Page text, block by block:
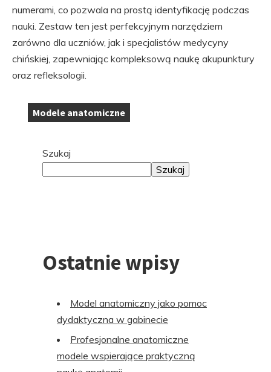
numerami, co pozwala na prostą identyfikację podczas
nauki. Zestaw ten jest perfekcyjnym narzędziem
zarówno dla uczniów, jak i specjalistów medycyny
chińskiej, zapewniając kompleksową naukę akupunktury
oraz refleksologii.
Tagi:
Modele anatomiczne
PrzejdźSzukaj
Szukaj
Ostatnie wpisy
Model anatomiczny jako pomoc
dydaktyczna w gabinecie
Profesjonalne anatomiczne
modele wspierające praktyczną